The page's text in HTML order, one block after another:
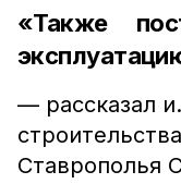
«Также
— рассказал
Ставрополья